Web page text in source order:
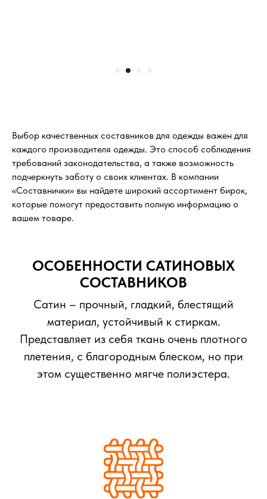
Выбор качественных составников для одежды важен для
каждого производителя одежды. Это способ соблюдения
требований законодательства, а также возможность
подчеркнуть заботу о своих клиентах. В компании
«Составнички» вы найдете широкий ассортимент бирок,
которые помогут предоставить полную информацию о
вашем товаре.
ОСОБЕННОСТИ САТИНОВЫХ
СОСТАВНИКОВ
Сатин – прочный, гладкий, блестящий
материал, устойчивый к стиркам.
Представляет из себя ткань очень плотного
плетения, с благородным блеском, но при
этом существенно мягче полиэстера.